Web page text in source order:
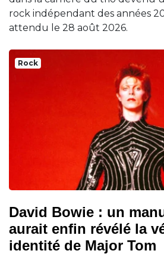
rock indépendant des années
attendu le 28 août 2026.
Rock
David Bowie : un
aurait enfin révélé la
identité de Major Tom